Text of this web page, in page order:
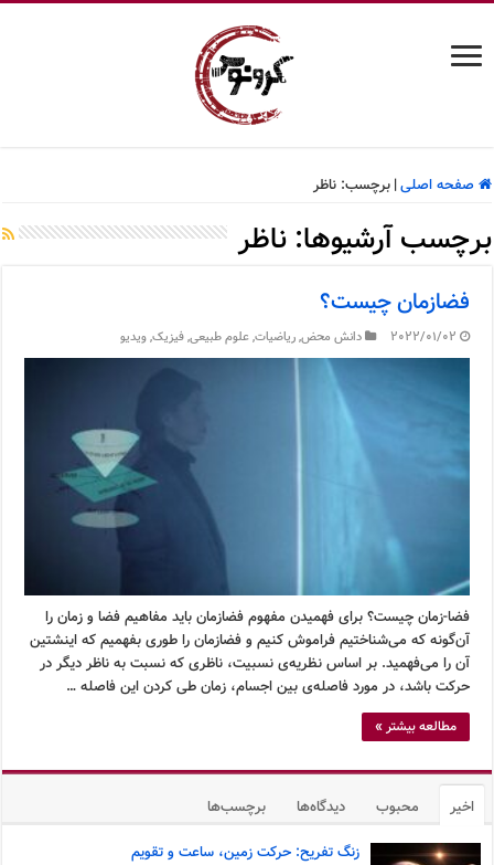
صفحه اصلی| برچسب:ناظر
برچسب آرشیوها:ناظر
فضازمان چیست؟
2022/01/02 دانش محض,ریاضیات,علوم طبیعی,فیزیک,ویدیو
فضا-زمان چیست؟ برای فهمیدن مفهوم فضازمان باید مفاهیم فضا و زمان را
آن‌گونه که می‌شناختیم فراموش کنیم و فضازمان را طوری بفهمیم که اینشتین
آن را می‌فهمید. بر اساس نظریه‌ی نسبیت، ناظری که نسبت به ناظر دیگر در
حرکت باشد، در مورد فاصله‌ی بین اجسام، زمان طی کردن این فاصله …
مطالعه بیشتر »
اخیر محبوب دیدگاه‌ها برچسب‌ها
زنگ تفریح: حرکت زمین، ساعت و تقویم